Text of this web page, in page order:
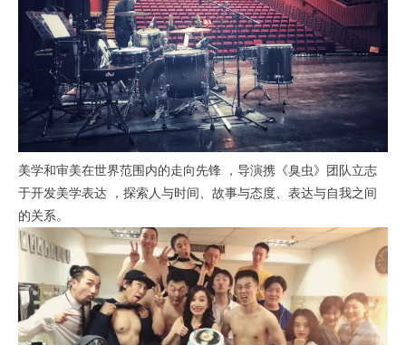
美学和审美在世界范围内的走向先锋 ，导演携《臭虫》团队立志
于开发美学表达 ，探索人与时间、故事与态度、表达与自我之间
的关系。